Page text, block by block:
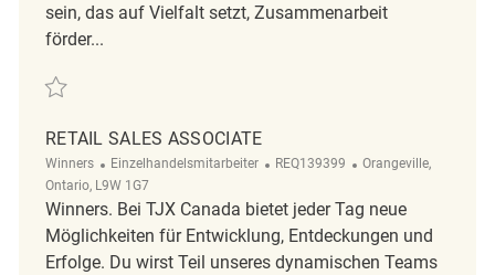
sein, das auf Vielfalt setzt, Zusammenarbeit
förder...
Retten Retail Sales Associate REQ140529
RETAIL SALES ASSOCIATE
Winners Kategorie
Einzelhandelsmitarbeiter ReqId
REQ139399 Ort
Orangeville,
Ontario, L9W 1G7
Winners. Bei TJX Canada bietet jeder Tag neue
Möglichkeiten für Entwicklung, Entdeckungen und
Erfolge. Du wirst Teil unseres dynamischen Teams